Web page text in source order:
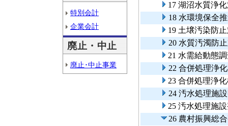
特別会計
企業会計
廃止・中止
廃止･中止事業
17 湖沼水質浄
18 水環境保全
19 土壌汚染防
20 水質汚濁防
21 水需給動態
22 合併処理浄
23 合併処理浄
24 汚水処理施
25 汚水処理施
26 農村振興総